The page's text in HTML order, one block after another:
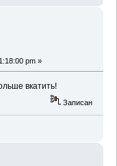
pm »
вкатить!
Записан